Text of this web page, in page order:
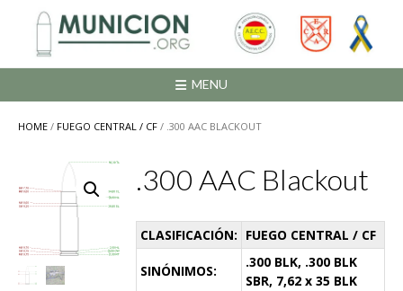
contenido
MENU
HOME / FUEGO CENTRAL / CF / .300 AAC BLACKOUT
.300 AAC Blackout
CLASIFICACIÓN: FUEGO CENTRAL / CF
SINÓNIMOS:
.300 BLK, .300 BLK
SBR, 7,62 x 35 BLK